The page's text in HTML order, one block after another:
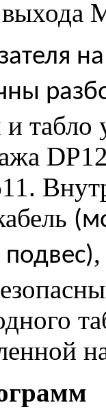
табло